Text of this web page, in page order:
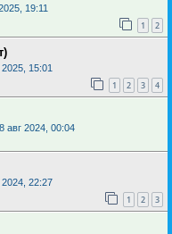
19:11
1 2
15:01
1 2 3 4
авг 2024, 00:04
22:27
1 2 3